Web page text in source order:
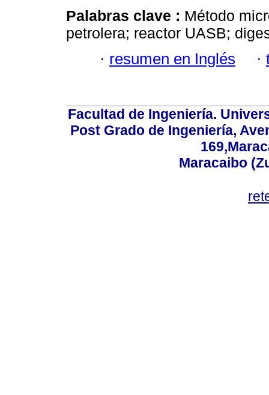
Palabras clave : Método
petrolera; reactor UASB;
· resumen en Inglés ·
Facultad de Ingeniería.
Post Grado de Ingeniería,
Maracaibo